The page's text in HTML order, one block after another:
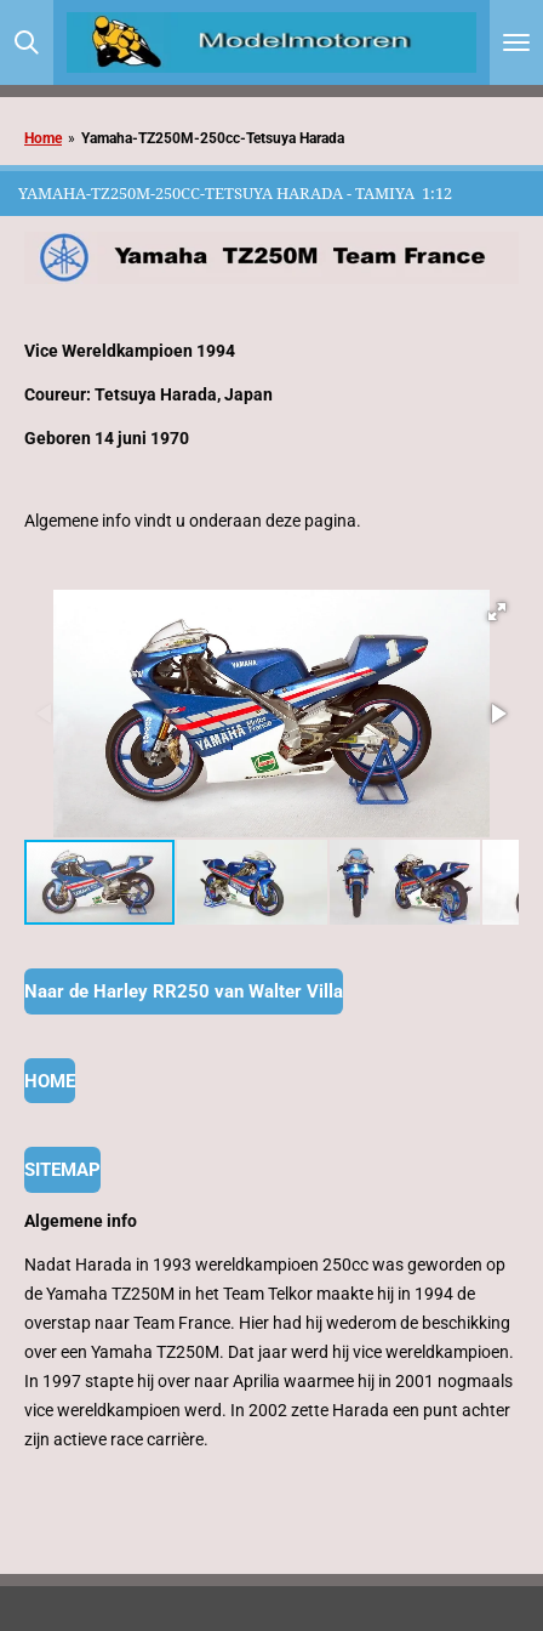
direct
de
Home » Yamaha-TZ250M-250cc-Tetsuya Harada
YAMAHA-TZ250M-250CC-TETSUYA HARADA - TAMIYA 1:12
Vice Wereldkampioen 1994
Coureur: Tetsuya Harada, Japan
Geboren 14 juni 1970
Algemene info vindt u onderaan deze pagina.
Naar de Harley RR250 van Walter Villa
HOME
SITEMAP
Algemene info
Nadat Harada in 1993 wereldkampioen 250cc was geworden op
de Yamaha TZ250M in het Team Telkor maakte hij in 1994 de
overstap naar Team France. Hier had hij wederom de beschikking
over een Yamaha TZ250M. Dat jaar werd hij vice wereldkampioen.
In 1997 stapte hij over naar Aprilia waarmee hij in 2001 nogmaals
vice wereldkampioen werd. In 2002 zette Harada een punt achter
zijn actieve race carrière.